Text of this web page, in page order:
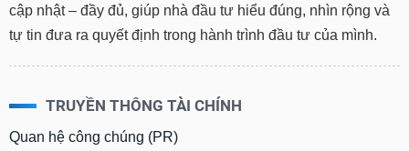
cập nhật – đầy đủ, giúp nhà đầu tư hiểu đúng, nhìn rộng và
tự tin đưa ra quyết định trong hành trình đầu tư của mình.
TRUYỀN THÔNG TÀI CHÍNH
Quan hệ công chúng (PR)